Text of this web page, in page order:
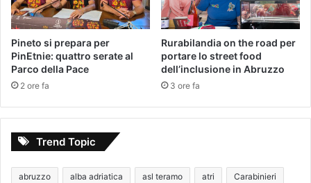
Pineto si prepara per
PinEtnie: quattro serate al
Parco della Pace
2 ore fa
Rurabilandia on the road per
portare lo street food
dell’inclusione in Abruzzo
3 ore fa
Trend Topic
abruzzo alba adriatica asl teramo atri Carabinieri